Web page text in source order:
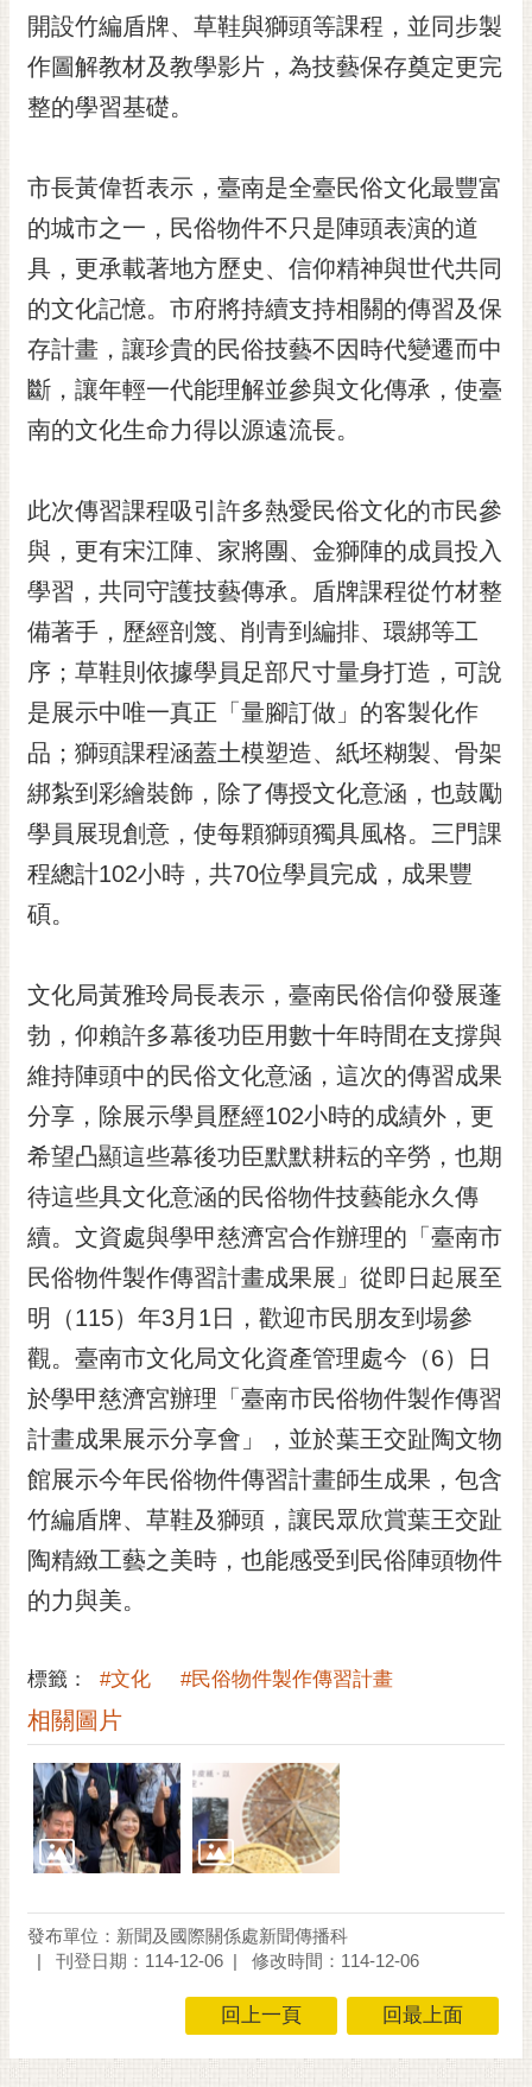
訂
閱
電
子
市
民
信
箱
English
日
本
語
私
權
及
安
全
政
策
網
資
料
放
宣
告
交
通
位
置
開設竹編盾牌、草鞋與獅頭等課程，並同步製
作圖解教材及教學影片，為技藝保存奠定更完
整的學習基礎。
市長黃偉哲表示，臺南是全臺民俗文化最豐富
的城市之一，民俗物件不只是陣頭表演的道
具，更承載著地方歷史、信仰精神與世代共同
的文化記憶。市府將持續支持相關的傳習及保
存計畫，讓珍貴的民俗技藝不因時代變遷而中
斷，讓年輕一代能理解並參與文化傳承，使臺
南的文化生命力得以源遠流長。
此次傳習課程吸引許多熱愛民俗文化的市民參
與，更有宋江陣、家將團、金獅陣的成員投入
學習，共同守護技藝傳承。盾牌課程從竹材整
備著手，歷經剖篾、削青到編排、環綁等工
序；草鞋則依據學員足部尺寸量身打造，可說
是展示中唯一真正「量腳訂做」的客製化作
品；獅頭課程涵蓋土模塑造、紙坯糊製、骨架
綁紮到彩繪裝飾，除了傳授文化意涵，也鼓勵
學員展現創意，使每顆獅頭獨具風格。三門課
程總計102小時，共70位學員完成，成果豐
碩。
文化局黃雅玲局長表示，臺南民俗信仰發展蓬
勃，仰賴許多幕後功臣用數十年時間在支撐與
維持陣頭中的民俗文化意涵，這次的傳習成果
分享，除展示學員歷經102小時的成績外，更
希望凸顯這些幕後功臣默默耕耘的辛勞，也期
待這些具文化意涵的民俗物件技藝能永久傳
續。文資處與學甲慈濟宮合作辦理的「臺南市
民俗物件製作傳習計畫成果展」從即日起展至
明（115）年3月1日，歡迎市民朋友到場參
觀。臺南市文化局文化資產管理處今（6）日
於學甲慈濟宮辦理「臺南市民俗物件製作傳習
計畫成果展示分享會」，並於葉王交趾陶文物
館展示今年民俗物件傳習計畫師生成果，包含
竹編盾牌、草鞋及獅頭，讓民眾欣賞葉王交趾
陶精緻工藝之美時，也能感受到民俗陣頭物件
的力與美。
標籤： #文化 #民俗物件製作傳習計畫
相關圖片
發布單位：新聞及國際關係處新聞傳播科
刊登日期：114-12-06
修改時間：114-12-06
回上一頁 回最上面